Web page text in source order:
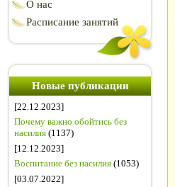
О нас
Расписание занятий
Новые публикации
[22.12.2023]
Почему важно обойтись без
насилия (1137)
[12.12.2023]
Воспитание без насилия (1053)
[03.07.2022]